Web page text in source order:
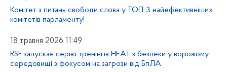
Комітет з питань свободи слова у ТОП-3 найефективніших
комітетів парламенту!
18 травня 2026 11:49
RSF запускає серію тренінгів HEAT з безпеки у ворожому
середовищі з фокусом на загрози від БпЛА